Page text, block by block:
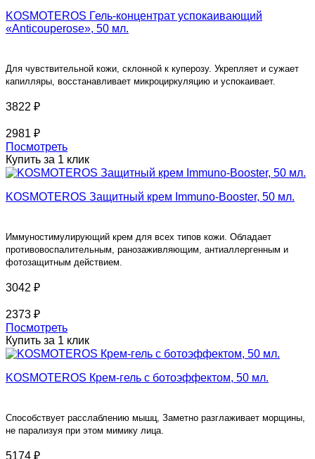
KOSMOTEROS Гель-концентрат успокаивающий
«Anticouperose», 50 мл.
Для чувствительной кожи, склонной к куперозу. Укрепляет и сужает
капилляры, восстанавливает микроциркуляцию и успокаивает.
3822 ₽
2981 ₽
Посмотреть
Купить за 1 клик
KOSMOTEROS Защитный крем Immuno-Booster, 50 мл.
Иммуностимулирующий крем для всех типов кожи. Обладает
противовоспалительным, ранозаживляющим, антиаллергенным и
фотозащитным действием.
3042 ₽
2373 ₽
Посмотреть
Купить за 1 клик
KOSMOTEROS Крем-гель с ботоэффектом, 50 мл.
Способствует расслаблению мышц, Заметно разглаживает морщины,
не парализуя при этом мимику лица.
5174 ₽